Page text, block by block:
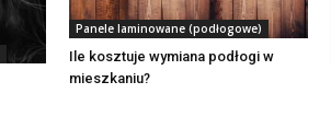
Panele laminowane (podłogowe)
Ile kosztuje wymiana podłogi w
mieszkaniu?